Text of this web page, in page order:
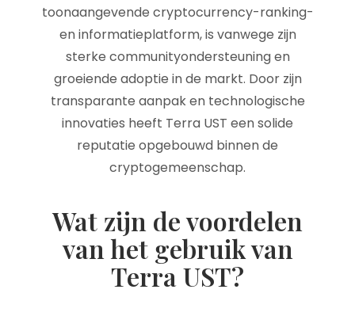
toonaangevende cryptocurrency-ranking-
en informatieplatform, is vanwege zijn
sterke communityondersteuning en
groeiende adoptie in de markt. Door zijn
transparante aanpak en technologische
innovaties heeft Terra UST een solide
reputatie opgebouwd binnen de
cryptogemeenschap.
Wat zijn de voordelen
van het gebruik van
Terra UST?